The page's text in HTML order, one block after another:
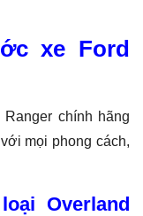
xe Ford
chính hãng
mọi phong cách,
Overland